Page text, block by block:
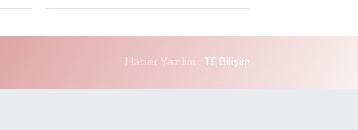
Haber Yazılımı: TE Bilişim